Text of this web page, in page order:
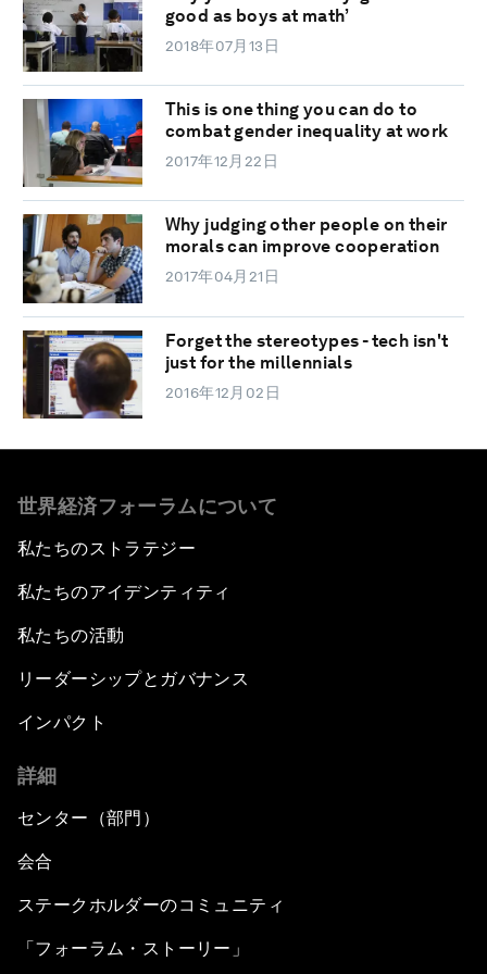
good as boys at math’
2018年07月13日
This is one thing you can do to
combat gender inequality at work
2017年12月22日
Why judging other people on their
morals can improve cooperation
2017年04月21日
Forget the stereotypes - tech isn't
just for the millennials
2016年12月02日
世界経済フォーラムについて
私たちのストラテジー
私たちのアイデンティティ
私たちの活動
リーダーシップとガバナンス
インパクト
詳細
センター（部門）
会合
ステークホルダーのコミュニティ
「フォーラム・ストーリー」